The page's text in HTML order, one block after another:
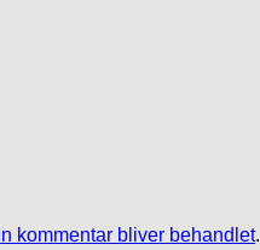
kommentar bliver behandlet.